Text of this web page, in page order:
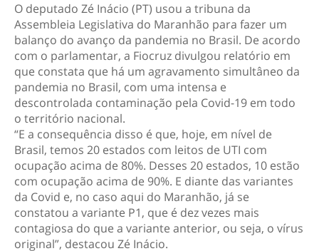
O deputado Zé Inácio (PT) usou a tribuna da
Assembleia Legislativa do Maranhão para fazer um
balanço do avanço da pandemia no Brasil. De acordo
com o parlamentar, a Fiocruz divulgou relatório em
que constata que há um agravamento simultâneo da
pandemia no Brasil, com uma intensa e
descontrolada contaminação pela Covid-19 em todo
o território nacional.
“E a consequência disso é que, hoje, em nível de
Brasil, temos 20 estados com leitos de UTI com
ocupação acima de 80%. Desses 20 estados, 10 estão
com ocupação acima de 90%. E diante das variantes
da Covid e, no caso aqui do Maranhão, já se
constatou a variante P1, que é dez vezes mais
contagiosa do que a variante anterior, ou seja, o vírus
original”, destacou Zé Inácio.